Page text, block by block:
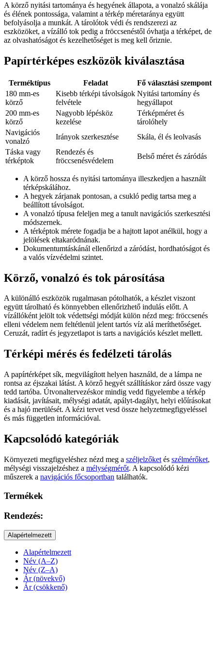
A körző nyitási tartománya és hegyének állapota, a vonalzó skálája
és élének pontossága, valamint a térkép méretaránya együtt
befolyásolja a munkát. A tárolótok védi és rendszerezi az
eszközöket, a vízálló tok pedig a fröccsenéstől óvhatja a térképet, de
az olvashatóságot és kezelhetőséget is meg kell őriznie.
Papírtérképes eszközök kiválasztása
Terméktípus Feladat
Fő választási szempont
180 mm-es
körző
Kisebb térképi távolságok
felvétele
Nyitási tartomány és
hegyállapot
200 mm-es
körző
Nagyobb lépésköz
kezelése
Térképméret és
tárolóhely
Navigációs
vonalzó
Irányok szerkesztése
Skála, él és leolvasás
Táska vagy
térképtok
Rendezés és
fröccsenésvédelem
Belső méret és záródás
A körző hossza és nyitási tartománya illeszkedjen a használt
térképskálához.
A hegyek zárjanak pontosan, a csukló pedig tartsa meg a
beállított távolságot.
A vonalzó típusa feleljen meg a tanult navigációs szerkesztési
módszernek.
A térképtok mérete fogadja be a hajtott lapot anélkül, hogy a
jelölések eltakaródnának.
Dokumentumtáskánál ellenőrizd a záródást, hordhatóságot és
a valós vízvédelmi szintet.
Körző, vonalzó és tok párosítása
A különálló eszközök rugalmasan pótolhatók, a készlet viszont
együtt tárolható és könnyebben ellenőrizhető indulás előtt. A
vízállóként jelölt tok védettségi módját külön nézd meg: fröccsenés
elleni védelem nem feltétlenül jelent tartós víz alá meríthetőséget.
Ceruzát, radírt és jegyzetlapot is tarts a navigációs készlet mellett.
Térképi mérés és fedélzeti tárolás
A papírtérképet sík, megvilágított helyen használd, de a lámpa ne
rontsa az éjszakai látást. A körző hegyét szállításkor zárd össze vagy
tedd tartóba. Útvonaltervezéskor mindig vedd figyelembe a térkép
kiadását, javításait, mélységi adatát, apályt-dagályt, helyi előírásokat
és a hajó merülését. A kézi tervet vesd össze helyzetmegfigyeléssel
és más független információval.
Kapcsolódó kategóriák
Környezeti megfigyeléshez nézd meg a széljelzőket és szélmérőket,
mélységi visszajelzéshez a mélységmérőt. A kapcsolódó kézi
műszerek a navigációs főcsoportban találhatók.
Termékek
Rendezés:
Alapértelmezett
Alapértelmezett
Név (A–Z)
Név (Z–A)
Ár (növekvő)
Ár (csökkenő)